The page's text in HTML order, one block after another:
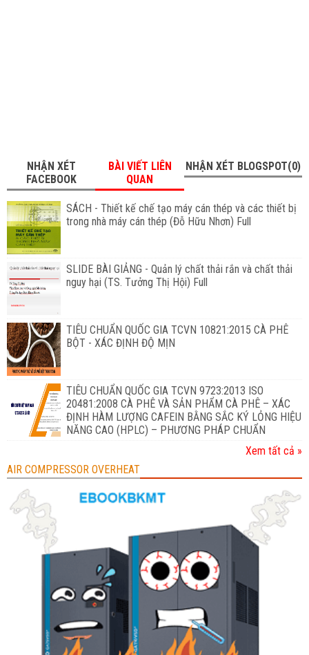
NHẬN XÉT
FACEBOOK
BÀI VIẾT LIÊN
QUAN
NHẬN XÉT BLOGSPOT(0)
SÁCH - Thiết kế chế tạo máy cán thép và các thiết bị
trong nhà máy cán thép (Đỗ Hữu Nhơn) Full
SLIDE BÀI GIẢNG - Quản lý chất thải rắn và chất thải
nguy hại (TS. Tưởng Thị Hội) Full
TIÊU CHUẨN QUỐC GIA TCVN 10821:2015 CÀ PHÊ
BỘT - XÁC ĐỊNH ĐỘ MỊN
TIÊU CHUẨN QUỐC GIA TCVN 9723:2013 ISO
20481:2008 CÀ PHÊ VÀ SẢN PHẨM CÀ PHÊ – XÁC
ĐỊNH HÀM LƯỢNG CAFEIN BẰNG SẮC KÝ LỎNG HIỆU
NĂNG CAO (HPLC) – PHƯƠNG PHÁP CHUẨN
Xem tất cả »
AIR COMPRESSOR OVERHEAT